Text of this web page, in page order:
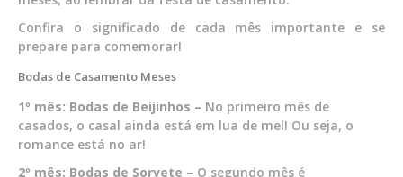
Confira o significado de cada mês importante e se
prepare para comemorar!
Bodas de Casamento Meses
1º mês: Bodas de Beijinhos – No primeiro mês de
casados, o casal ainda está em lua de mel! Ou seja, o
romance está no ar!
2º mês: Bodas de Sorvete – O segundo mês é